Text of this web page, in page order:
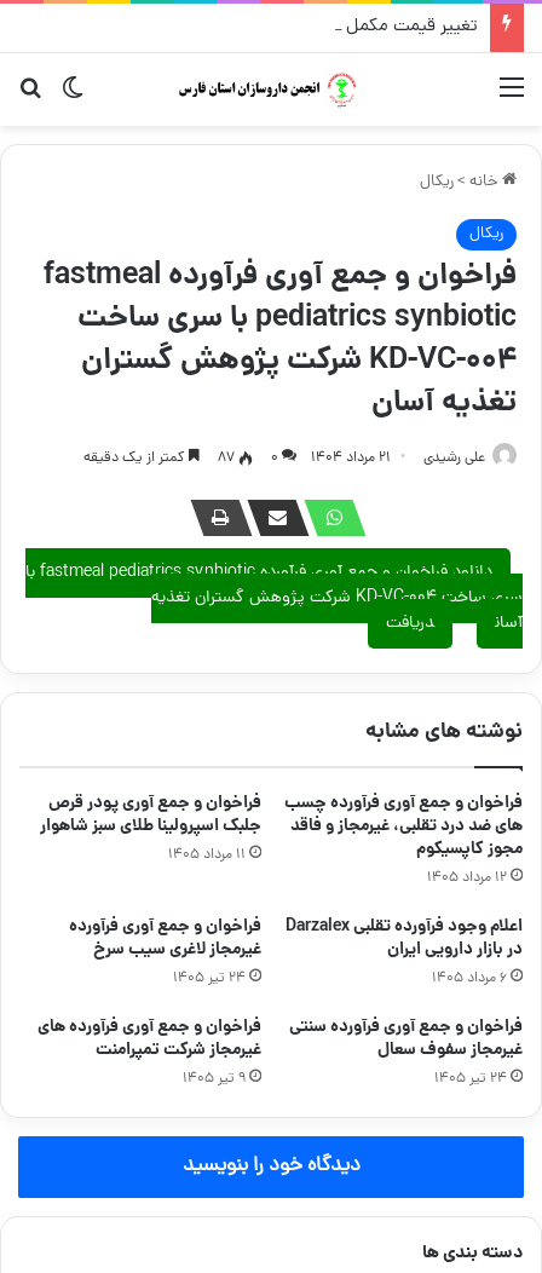
تغییر قیمت مکمل و گیاهی ۱۴ مرداد
تغییر منو
خانه >ریکال
ریکال
فراخوان و جمع آوری فرآورده fastmeal
pediatrics synbiotic با سری ساخت
KD-VC-004 شرکت پژوهش گستران
تغذیه آسان
علی رشیدی ۲۱ مرداد ۱۴۰۴ ۰ 87 کمتر از یک دقیقه
دانلود فراخوان و جمع آوری فرآورده fastmeal pediatrics synbiotic با
سری ساخت KD-VC-004 شرکت پژوهش گستران تغذیه
آسان
دریافت
نوشته های مشابه
فراخوان و جمع آوری فرآورده چسب
های ضد درد تقلبی، غیرمجاز و فاقد
مجوز کاپسیکوم
۱۲ مرداد ۱۴۰۵
فراخوان و جمع آوری پودر قرص
جلبک اسپرولینا طلای سبز شاهوار
۱۱ مرداد ۱۴۰۵
اعلام وجود فرآورده تقلبی Darzalex
در بازار دارویی ایران
۶ مرداد ۱۴۰۵
فراخوان و جمع آوری فرآورده
غیرمجاز لاغری سیب سرخ
۲۴ تیر ۱۴۰۵
فراخوان و جمع آوری فرآورده سنتی
غیرمجاز سفوف سعال
۲۴ تیر ۱۴۰۵
فراخوان و جمع آوری فرآورده های
غیرمجاز شرکت تمپرامنت
۹ تیر ۱۴۰۵
دیدگاه خود را بنویسید
دسته بندی ها